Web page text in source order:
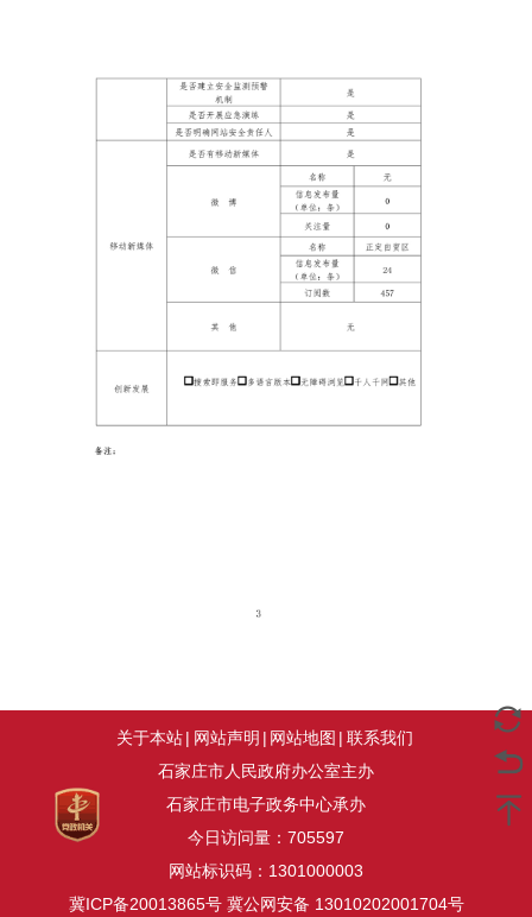
关于本站| 网站声明 | 网站地图 | 联系我们
石家庄市人民政府办公室主办
石家庄市电子政务中心承办
今日访问量： 705597
网站标识码：1301000003
冀ICP备20013865号 冀公网安备 13010202001704号